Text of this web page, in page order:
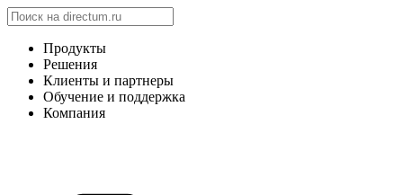
Продукты
Решения
Клиенты и партнеры
Обучение и поддержка
Компания